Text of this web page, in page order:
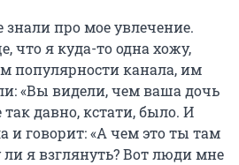
знали про мое увлечение.
что я куда-то одна хожу,
популярности канала, им
«Вы видели, чем ваша дочь
так давно, кстати, было. И
и говорит: «А чем это ты там
я взглянуть? Вот люди мне